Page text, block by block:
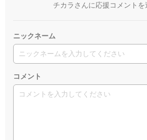
チカラさんに応援コメントを
ニックネーム
コメント